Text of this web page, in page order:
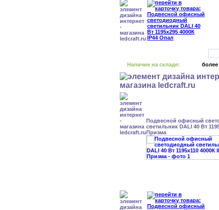
Наличие на складе: более
Подвесной офисный
светильник DALI 40 Вт
Призма